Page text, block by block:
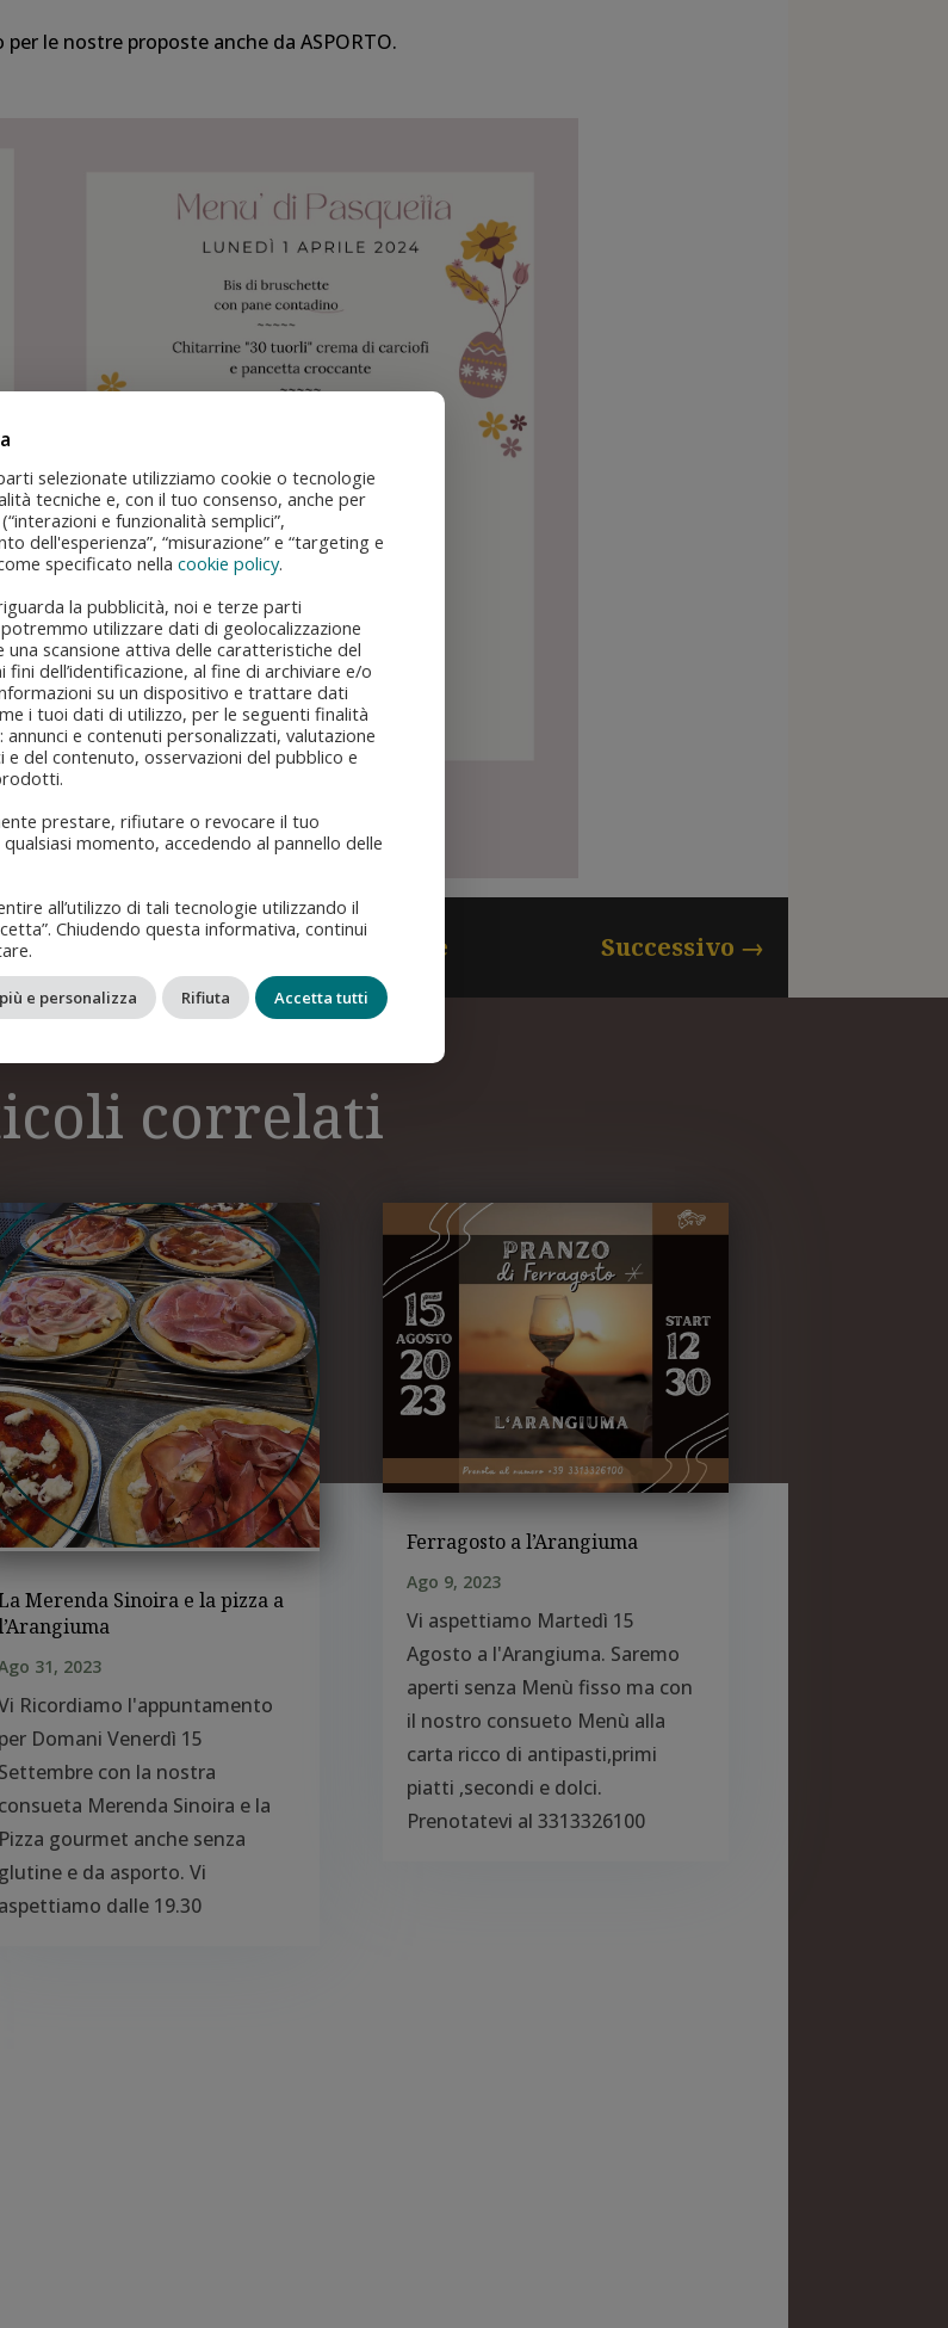
le nostre proposte anche da ASPORTO.
← Precedente Successivo →
correlati
Merenda Sinoira e la pizza a
31, 2023
Ricordiamo l'appuntamento
per Domani Venerdì 15
Settembre con la nostra
consueta Merenda Sinoira e la
Pizza gourmet anche senza
glutine e da asporto. Vi
aspettiamo dalle 19.30
Ferragosto a l’Arangiuma
Ago 9, 2023
Vi aspettiamo Martedì 15
Agosto a l'Arangiuma. Saremo
aperti senza Menù fisso ma con
il nostro consueto Menù alla
carta ricco di antipasti,primi
piatti ,secondi e dolci.
Prenotatevi al 3313326100
selezionate utilizziamo cookie o tecnologie
tecniche e, con il tuo consenso, anche per
e funzionalità semplici”,
dell'esperienza”, “misurazione” e “targeting e
specificato nella cookie policy.
la pubblicità, noi e terze parti
utilizzare dati di geolocalizzazione
una scansione attiva delle caratteristiche del
fini dell’identificazione, al fine di archiviare e/o
su un dispositivo e trattare dati
i tuoi dati di utilizzo, per le seguenti finalità
annunci e contenuti personalizzati, valutazione
e del contenuto, osservazioni del pubblico e
prestare, rifiutare o revocare il tuo
momento, accedendo al pannello delle
all’utilizzo di tali tecnologie utilizzando il
Chiudendo questa informativa, continui
e personalizza Rifiuta Accetta tutti